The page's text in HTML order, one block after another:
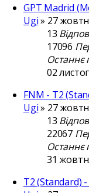
GPT Madrid
Ugi» 27
13
17096
Останнє
02
FNM - T2
Ugi» 27
13
22067
Останнє
31
T2 (Standard)